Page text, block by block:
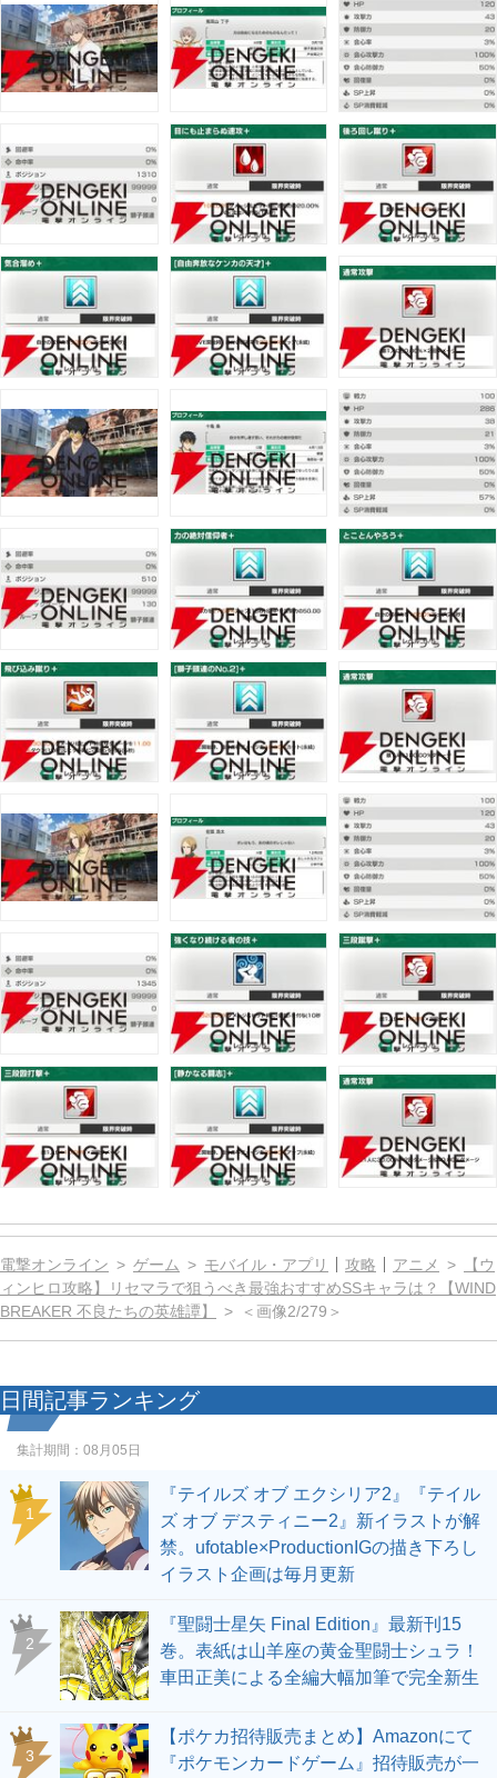
電撃オンライン ゲーム モバイル・アプリ 攻略 アニメ
【ウ
ィンヒロ攻略】リセマラで狙うべき最強おすすめSSキャラは？【WIND
BREAKER 不良たちの英雄譚】
＜画像2/279＞
日間記事ランキング
集計期間： 08月05日
1
『テイルズ オブ エクシリア2』『テイル
ズ オブ デスティニー2』新イラストが解
禁。ufotable×ProductionIGの描き下ろし
イラスト企画は毎月更新
2
『聖闘士星矢 Final Edition』最新刊15
巻。表紙は山羊座の黄金聖闘士シュラ！
車田正美による全編大幅加筆で完全新生
3
【ポケカ招待販売まとめ】Amazonにて
『ポケモンカードゲーム』招待販売が一